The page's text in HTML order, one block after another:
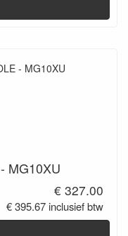
MG10XU
€ 327.00
€ 395.67 inclusief btw